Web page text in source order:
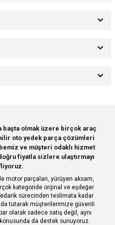
ve diğer konularda
kullanarak tarafımıza
bulunuyor.
pahalı.
olmalı.
Paylaş
başta olmak üzere birçok araç
oto yedek parça çözümleri
ve müşteri odaklı hizmet
fiyatla sizlere ulaştırmayı
motor parçaları, yürüyen aksam,
kategoride orijinal ve eşdeğer
sürecinden teslimata kadar
tutarak müşterilerimize güvenli
olarak sadece satış değil, aynı
da destek sunuyoruz.